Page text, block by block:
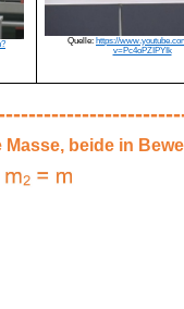
Quelle: https://
v=Pc4oPZIPYIk
beide in